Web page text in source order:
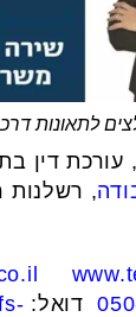
לתאונות
עורכת דין
, רשלנות
דואל: